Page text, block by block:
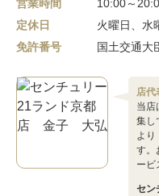
営業時間
10:00～
定休日
火曜日、水
免許番号
国土交通大
店代
当
集し
より
す。
ービ
セ